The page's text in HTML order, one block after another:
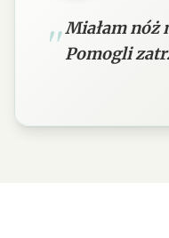
Miałam nóż
Pomogli